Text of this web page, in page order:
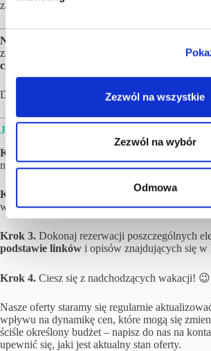
Zezwól na wszystkie
Zezwól na wybór
Odmowa
za uroczystą kolację.
Niniejsza propozycja to
zrealizować. Nie zwlekaj jednak zbyt długo, bo
czasem zmienić.
Data dodania: 21.08.2024
JAK WYGLĄDA REALIZACJA
Krok 1.
niż 8 osób – napisz do nas na
Krok 2.
Poczekaj na gotowy Plan Podróży.
wynosi do 3 dni roboczych.
Krok 3. Dokonaj rezerwacji poszczególnych
podstawie linków i opisów znajdujących się w
Krok 4. Ciesz się z nadchodzących wakacji! 😉
Nasze oferty staramy się regularnie
wpływu na dynamikę cen, które mogą się
ściśle określony budżet – napisz do nas na
upewnić się, jaki jest aktualny stan oferty.